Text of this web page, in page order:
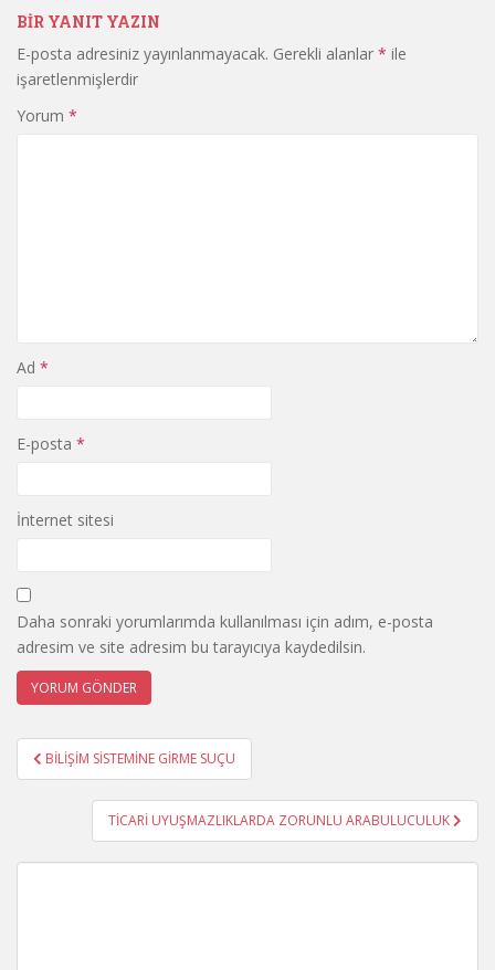
BIR YANIT YAZIN
E-posta adresiniz yayınlanmayacak. Gerekli alanlar * ile
işaretlenmişlerdir
Yorum *
Ad *
E-posta *
İnternet sitesi
Daha sonraki yorumlarımda kullanılması için adım, e-posta
adresim ve site adresim bu tarayıcıya kaydedilsin.
Yazı
gezinmesi
BİLİŞİM SİSTEMİNE GİRME SUÇU
TİCARİ UYUŞMAZLIKLARDA ZORUNLU ARABULUCULUK